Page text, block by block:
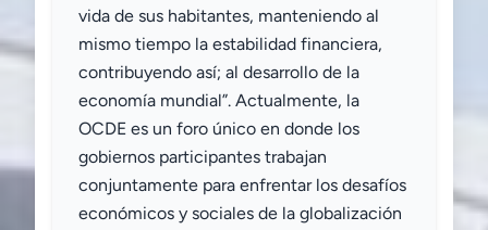
vida de sus habitantes, manteniendo al
mismo tiempo la estabilidad financiera,
contribuyendo así; al desarrollo de la
economía mundial”. Actualmente, la
OCDE es un foro único en donde los
gobiernos participantes trabajan
conjuntamente para enfrentar los desafíos
económicos y sociales de la globalización